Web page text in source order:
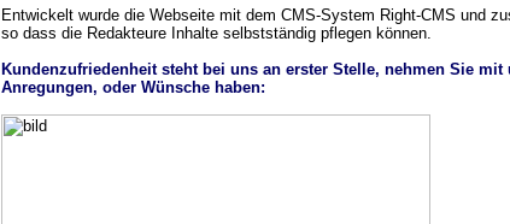
Entwickelt wurde die Webseite mit dem CMS-System Right-CMS und
so dass die Redakteure Inhalte selbstständig pflegen können.
Kundenzufriedenheit steht bei uns an erster Stelle, nehmen Sie mit
Anregungen, oder Wünsche haben: